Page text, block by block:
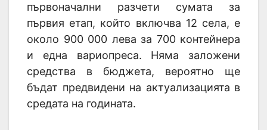
първоначални разчети сумата за
първия етап, който включва 12 села, е
около 900 000 лева за 700 контейнера
и една вариопреса. Няма заложени
средства в бюджета, вероятно ще
бъдат предвидени на актуализацията в
средата на годината.